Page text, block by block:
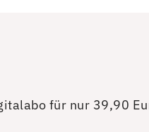
für nur 39,90